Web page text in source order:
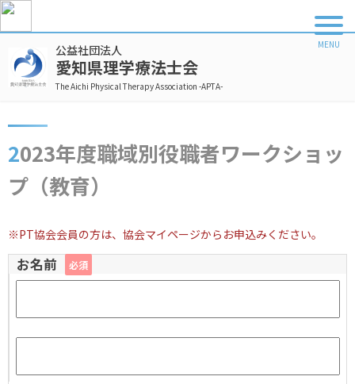
公益社団法人
愛知県理学療法士会
The Aichi Physical Therapy Association -APTA-
2023年度職域別役職者ワークショッ
プ（教育）
※PT協会会員の方は、協会マイページからお申込みください。
お名前 必須